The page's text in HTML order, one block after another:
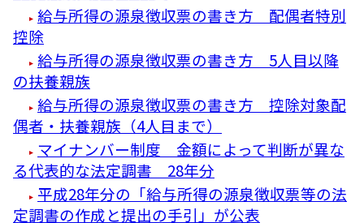
給与所得の源泉徴収票の書き方 配偶者特別
控除
給与所得の源泉徴収票の書き方 5人目以降
の扶養親族
給与所得の源泉徴収票の書き方 控除対象配
偶者・扶養親族（4人目まで）
マイナンバー制度 金額によって判断が異な
る代表的な法定調書 28年分
平成28年分の「給与所得の源泉徴収票等の法
定調書の作成と提出の手引」が公表